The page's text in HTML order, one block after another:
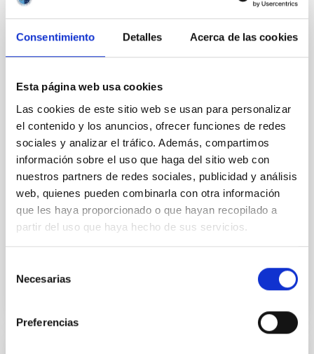
Consentimiento Detalles Acerca de las cookies
Esta página web usa cookies
Las cookies de este sitio web se usan para personalizar
el contenido y los anuncios, ofrecer funciones de redes
sociales y analizar el tráfico. Además, compartimos
información sobre el uso que haga del sitio web con
nuestros partners de redes sociales, publicidad y análisis
web, quienes pueden combinarla con otra información
que les haya proporcionado o que hayan recopilado a
partir del uso que haya hecho de sus servicios.
Necesarias
Preferencias
supernovae: Fermi-LAT GeV detection of
engine
rare class of transients with peak luminosities
collapse supernovae (SNe). The mechanisms
powering their extreme brightness remain debated,
with circumstellar medium (CSM) interaction, or
energy injection from a central engine like a
magnetar wind
Acero, F. et al.
Fecha de publicación: